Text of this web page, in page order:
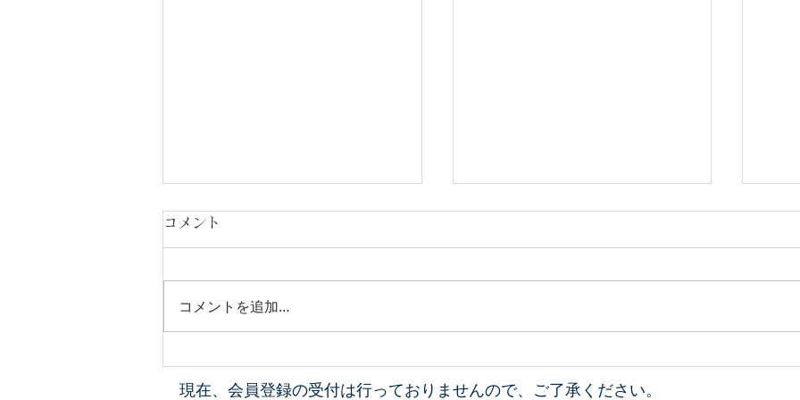
コメント
コメントを追加…
現在、会員登録の受付は行っておりませんので、ご了承ください。